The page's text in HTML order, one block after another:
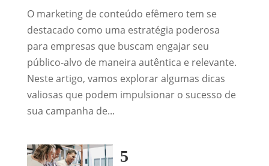
O marketing de conteúdo efêmero tem se
destacado como uma estratégia poderosa
para empresas que buscam engajar seu
público-alvo de maneira autêntica e relevante.
Neste artigo, vamos explorar algumas dicas
valiosas que podem impulsionar o sucesso de
sua campanha de...
5